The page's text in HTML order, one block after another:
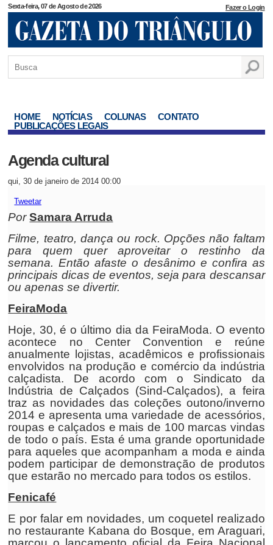
Sexta-feira, 07 de Agosto de 2026 Fazer o Login
HOME NOTÍCIAS COLUNAS
CONTATO
PUBLICAÇÕES LEGAIS
Agenda cultural
qui, 30 de janeiro de 2014 00:00
Tweetar
Por Samara Arruda
Filme, teatro, dança ou rock. Opções não faltam
para quem quer aproveitar o restinho da
semana. Então afaste o desânimo e confira as
principais dicas de eventos, seja para descansar
ou apenas se divertir.
FeiraModa
Hoje, 30, é o último dia da FeiraModa. O evento
acontece no Center Convention e reúne
anualmente lojistas, acadêmicos e profissionais
envolvidos na produção e comércio da indústria
calçadista. De acordo com o Sindicato da
Indústria de Calçados (Sind-Calçados), a feira
traz as novidades das coleções outono/inverno
2014 e apresenta uma variedade de acessórios,
roupas e calçados e mais de 100 marcas vindas
de todo o país. Esta é uma grande oportunidade
para aqueles que acompanham a moda e ainda
podem participar de demonstração de produtos
que estarão no mercado para todos os estilos.
Fenicafé
E por falar em novidades, um coquetel realizado
no restaurante Kabana do Bosque, em Araguari,